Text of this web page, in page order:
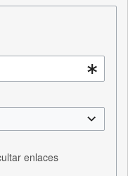
enlaces